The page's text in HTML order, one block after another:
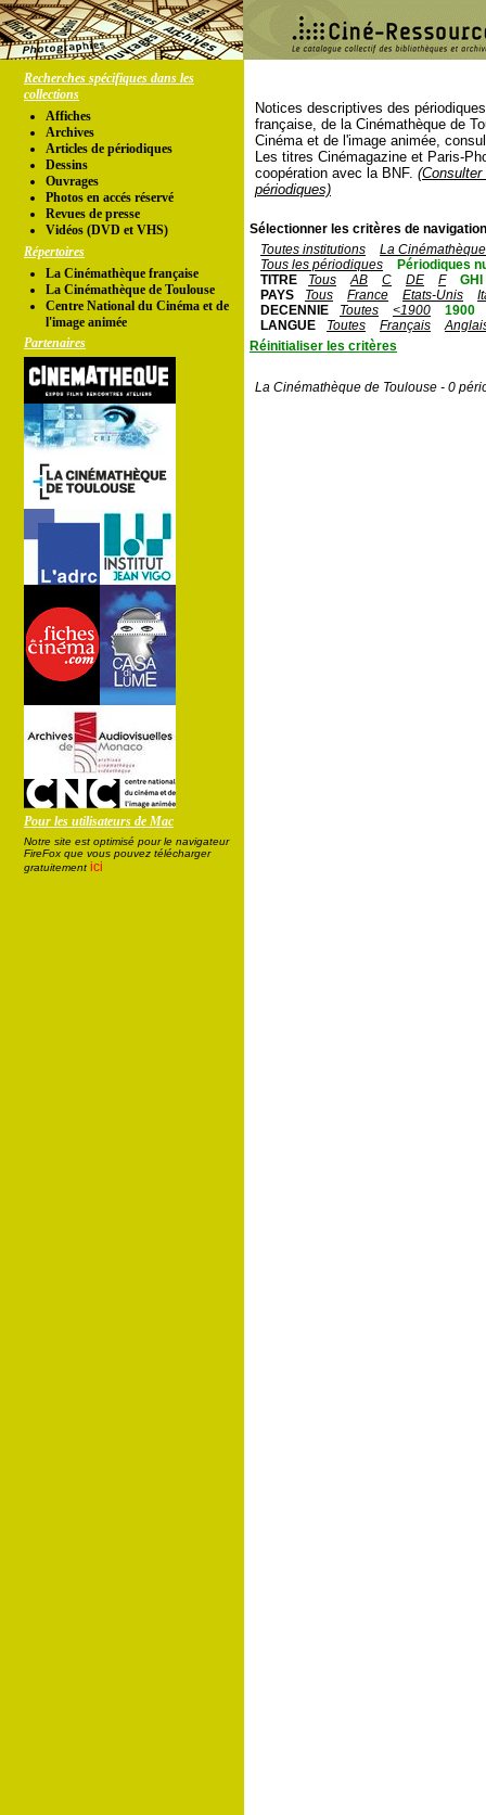
Recherches spécifiques dans les
collections
Affiches
Archives
Articles de périodiques
Dessins
Ouvrages
Photos en accés réservé
Revues de presse
Vidéos (DVD et VHS)
Répertoires
La Cinémathèque française
La Cinémathèque de Toulouse
Centre National du Cinéma et de
l'image animée
Partenaires
Pour les utilisateurs de Mac
Notre site est optimisé pour le navigateur
FireFox que vous pouvez télécharger
gratuitement ici
Notices descriptives des
française, de la Cinémathèque de
Cinéma et de l'image animée,
Les titres Cinémagazine et Paris-
coopération avec la BNF.
périodiques)
Sélectionner les critères de
Toutes institutions
La
Tous les périodiques
Périodiques
TITRE
Tous AB C DE F
GHI
PAYS
Tous France Etats-Unis
DECENNIE
Toutes <1900
1900
LANGUE
Toutes Français
Réinitialiser les critères
La Cinémathèque de Toulouse - 0